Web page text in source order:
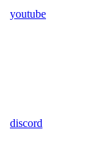
youtube
discord